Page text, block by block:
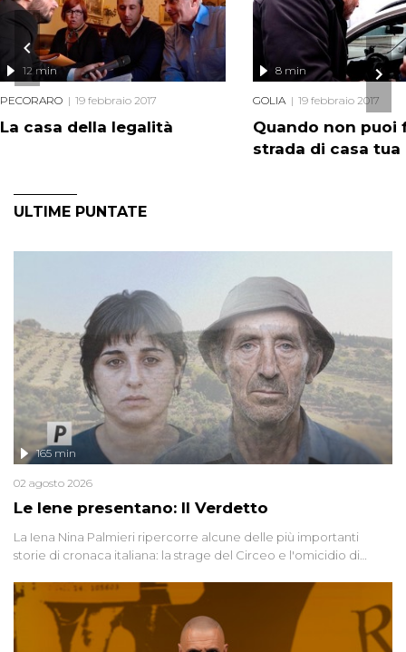
La casa della legalità
12 min
PECORARO 19 febbraio 2017
Quando non puoi
strada di casa tua
8 min
GOLIA 19 febbraio 2017
ULTIME PUNTATE
Le Iene presentano: Il Verdetto
165 min
02 agosto 2026
La Iena Nina Palmieri ripercorre alcune delle più importanti
storie di cronaca italiana: la strage del Circeo e l'omicidio di